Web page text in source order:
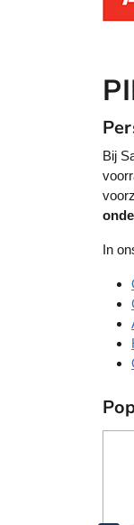
Bij
In